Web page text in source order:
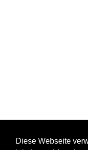
Diese Webseite